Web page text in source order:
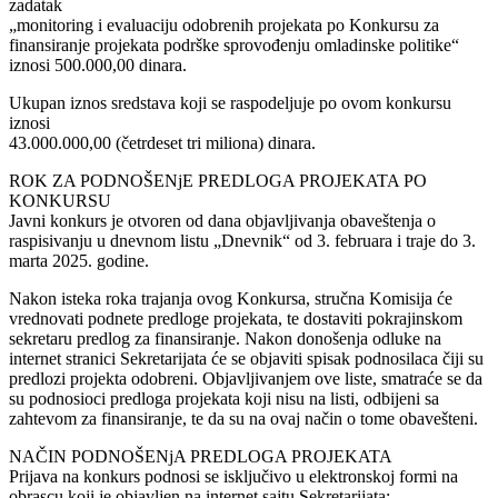
zadatak
„monitoring i evaluaciju odobrenih projekata po Konkursu za
finansiranje projekata podrške sprovođenju omladinske politike“
iznosi 500.000,00 dinara.
Ukupan iznos sredstava koji se raspodeljuje po ovom konkursu
iznosi
43.000.000,00 (četrdeset tri miliona) dinara.
ROK ZA PODNOŠENjE PREDLOGA PROJEKATA PO
KONKURSU
Javni konkurs je otvoren od dana objavljivanja obaveštenja o
raspisivanju u dnevnom listu „Dnevnik“ od 3. februara i traje do 3.
marta 2025. godine.
Nakon isteka roka trajanja ovog Konkursa, stručna Komisija će
vrednovati podnete predloge projekata, te dostaviti pokrajinskom
sekretaru predlog za finansiranje. Nakon donošenja odluke na
internet stranici Sekretarijata će se objaviti spisak podnosilaca čiji su
predlozi projekta odobreni. Objavljivanjem ove liste, smatraće se da
su podnosioci predloga projekata koji nisu na listi, odbijeni sa
zahtevom za finansiranje, te da su na ovaj način o tome obavešteni.
NAČIN PODNOŠENjA PREDLOGA PROJEKATA
Prijava na konkurs podnosi se isključivo u elektronskoj formi na